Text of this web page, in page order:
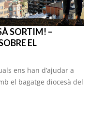
SORTIM! –
EL
ens han d’ajudar a
el bagatge diocesà del